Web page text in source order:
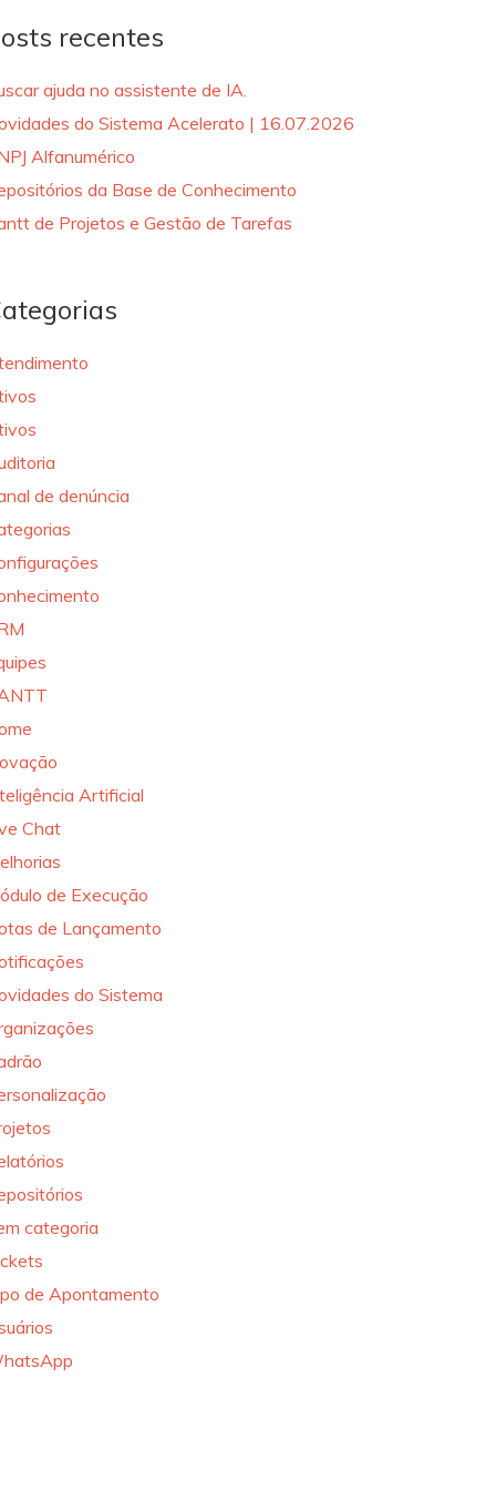
recentes
ajuda no assistente de IA.
do Sistema Acelerato | 16.07.2026
Alfanumérico
da Base de Conhecimento
de Projetos e Gestão de Tarefas
de denúncia
Artificial
Chat
de Execução
de Lançamento
do Sistema
categoria
de Apontamento